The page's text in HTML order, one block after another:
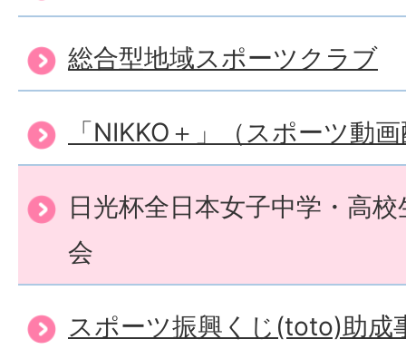
総合型地域スポーツクラブ
「NIKKO＋」（スポーツ動
日光杯全日本女子中学・高
会
スポーツ振興くじ(toto)助成